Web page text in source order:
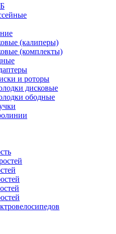
(калиперы)
(комплекты)
и роторы
дисковые
ободные